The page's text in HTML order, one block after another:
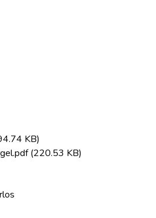
KB)
(220.53 KB)